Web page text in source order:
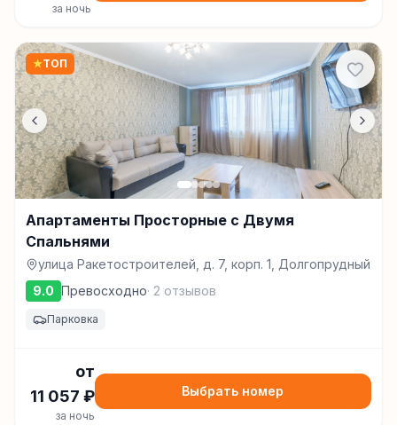
за ночь
★ТОП
Апартаменты Просторные с Двумя
Спальнями
улица Ракетостроителей, д. 7, корп. 1, Долгопрудный
9.0 Превосходно· 2 отзывов
Парковка
от
11 057 ₽
за ночь
Выбрать номер